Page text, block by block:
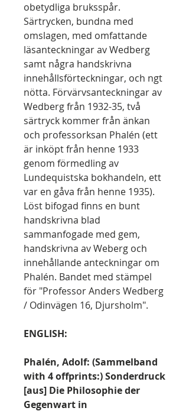
obetydliga bruksspår.
Särtrycken, bundna med
omslagen, med omfattande
läsanteckningar av Wedberg
samt några handskrivna
innehållsförteckningar, och ngt
nötta. Förvärvsanteckningar av
Wedberg från 1932-35, två
särtryck kommer från änkan
och professorksan Phalén (ett
är inköpt från henne 1933
genom förmedling av
Lundequistska bokhandeln, ett
var en gåva från henne 1935).
Löst bifogad finns en bunt
handskrivna blad
sammanfogade med gem,
handskrivna av Weberg och
innehållande anteckningar om
Phalén. Bandet med stämpel
för "Professor Anders Wedberg
/ Odinvägen 16, Djursholm".
ENGLISH:
Phalén, Adolf: (Sammelband
with 4 offprints:) Sonderdruck
[aus] Die Philosophie der
Gegenwart in